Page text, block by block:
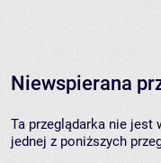
Niewspierana
Ta przeglądarka nie jest
jednej z poniższych